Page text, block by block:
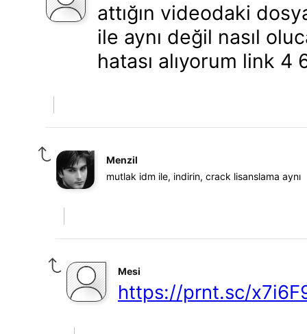
attığın videodaki
ile aynı değil nasıl
hatası alıyorum link
Menzil
mutlak idm ile, indirin, crack lisanslama aynı
Mesi
https://prnt.sc/